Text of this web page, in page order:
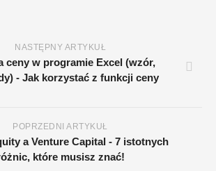
NASTĘPNY ARTYKUŁ
ceny w programie Excel (wzór,
- Jak korzystać z funkcji ceny
POPRZEDNI ARTYKUŁ
a Venture Capital - 7 istotnych
które musisz znać!